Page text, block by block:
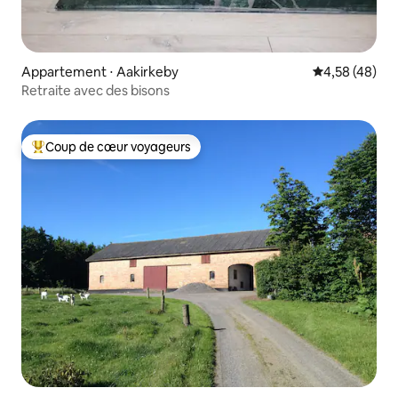
Appartement ⋅ Aakirkeby Évaluation
4,58 (48)
Retraite avec des bisons
Coups de cœur voyageurs les plus appréciés
Coup de cœur voyageurs